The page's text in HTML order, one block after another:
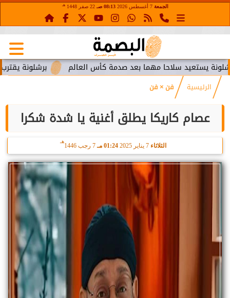
الجمعة 7 أغسطس 2026 08:13 صـ 22 صفر 1448 هـ
برشلونة يقترب من سلاحا مهما بعد صدمة كأس العالم
الرئيسية فن × فن
عصام كاريكا يطلق أغنية يا شدة شكرا
الثلاثاء 7 يناير 2025 01:24 مـ 7 رجب 1446
هـ